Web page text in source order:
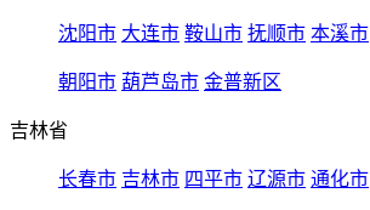
沈阳市 大连市 鞍山市 抚顺市 本溪市
朝阳市 葫芦岛市 金普新区
吉林省
长春市 吉林市 四平市 辽源市 通化市